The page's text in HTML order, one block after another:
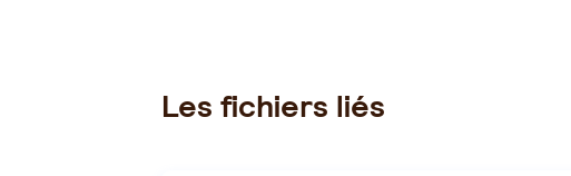
Les fichiers liés